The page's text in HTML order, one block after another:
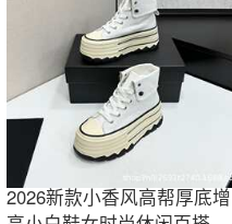
2026新款小香风高帮厚底增